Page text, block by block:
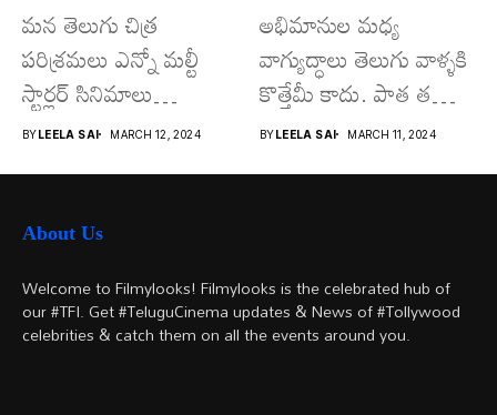
మన తెలుగు చిత్ర
పరిశ్రమలు ఎన్నో మల్టీ
స్టార్లర్ సినిమాలు
వచ్చాయి.. కొన్ని సినిమాలు
అయితే...
BY LEELA SAI MARCH 12, 2024
అభిమానుల మధ్య
వాగ్యుద్ధాలు తెలుగు వాళ్ళకి
కొత్తేమీ కాదు. పాత తరం
నటుల నుంచి నేటి...
BY LEELA SAI MARCH 11, 2024
About Us
Welcome to Filmylooks! Filmylooks is the celebrated hub of
our #TFI. Get #TeluguCinema updates & News of #Tollywood
celebrities & catch them on all the events around you.